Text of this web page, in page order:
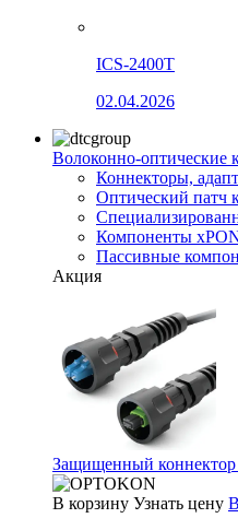
ICS-2400T
02.04.2026
Волоконно-оптические
Коннекторы,
Оптический патч
Компоненты
Пассивные
Акция
Защищенный
В корзину Узнать цену